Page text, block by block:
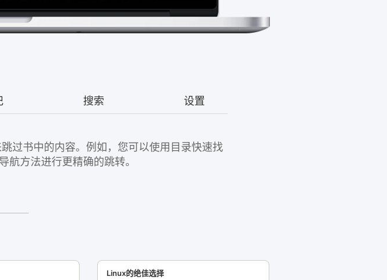
搜索 设置
过书中的内容。例如，您可以使用目录快速找
航方法进行更精确的跳转。
Linux的绝佳选择